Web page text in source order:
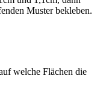
Muster bekleben.
welche Flächen die